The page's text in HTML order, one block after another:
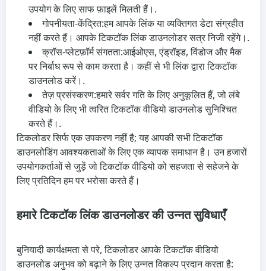
उपयोग के लिए साफ फ़ाइलें मिलती हैं।.
गोपनीयता-केंद्रित:हम आपके लिंक या व्यक्तिगत डेटा संग्रहीत
नहीं करते हैं। आपके टिकटॉक लिंक डाउनलोडर सत्र निजी रहेंगे।.
क्रॉस-प्लेटफ़ॉर्म संगतता:आईओएस, एंड्रॉइड, विंडोज और मैक
पर निर्बाध रूप से काम करता है। कहीं से भी लिंक द्वारा टिकटॉक
डाउनलोड करें।.
तेज़ प्रसंस्करण:हमारे सर्वर गति के लिए अनुकूलित हैं, जो लंबे
वीडियो के लिए भी त्वरित टिकटॉक वीडियो डाउनलोड सुनिश्चित
करते हैं।.
टिकलोडर सिर्फ एक उपकरण नहीं है; यह आपकी सभी टिकटॉक
डाउनलोडिंग आवश्यकताओं के लिए एक व्यापक समाधान है। उन हजारों
उपयोगकर्ताओं से जुड़ें जो टिकटॉक वीडियो को सहजता से सहेजने के
लिए प्रतिदिन हम पर भरोसा करते हैं।
हमारे टिकटॉक लिंक डाउनलोडर की उन्नत सुविधाएँ
बुनियादी कार्यक्षमता से परे, टिकलोडर आपके टिकटॉक वीडियो
डाउनलोड अनुभव को बढ़ाने के लिए उन्नत विकल्प प्रदान करता है: